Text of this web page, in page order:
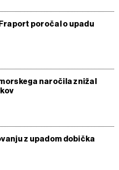
poročal o upadu
naročila znižal
z upadom dobička